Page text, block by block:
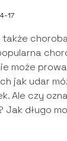
17
także
może
jak udar
Ale czy
Jak długo